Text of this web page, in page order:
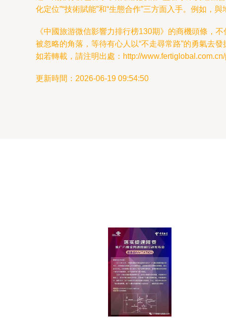
化定位”“技術賦能”和“生態合作”三方面入手。例如，
《中國旅游微信影響力排行榜130期》的商機頭條，
被忽略的角落，等待有心人以“不走尋常路”的勇氣去
如若轉載，請注明出處：http://www.fertiglobal.com.cn/
更新時間：2026-06-19 09:54:50